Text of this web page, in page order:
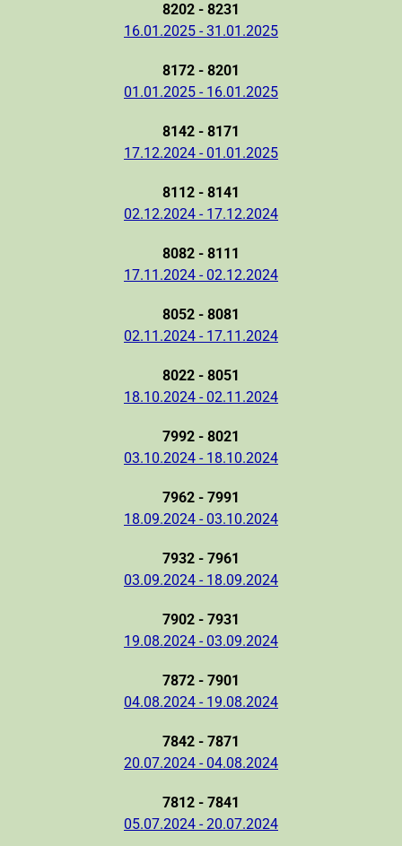
8202 - 8231
16.01.2025 - 31.01.2025
8172 - 8201
01.01.2025 - 16.01.2025
8142 - 8171
17.12.2024 - 01.01.2025
8112 - 8141
02.12.2024 - 17.12.2024
8082 - 8111
17.11.2024 - 02.12.2024
8052 - 8081
02.11.2024 - 17.11.2024
8022 - 8051
18.10.2024 - 02.11.2024
7992 - 8021
03.10.2024 - 18.10.2024
7962 - 7991
18.09.2024 - 03.10.2024
7932 - 7961
03.09.2024 - 18.09.2024
7902 - 7931
19.08.2024 - 03.09.2024
7872 - 7901
04.08.2024 - 19.08.2024
7842 - 7871
20.07.2024 - 04.08.2024
7812 - 7841
05.07.2024 - 20.07.2024